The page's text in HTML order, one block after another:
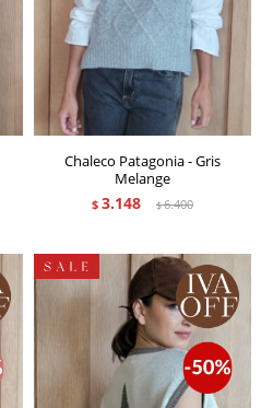
Chaleco Patagonia - Gris
Melange
$ 3.148 $6.400